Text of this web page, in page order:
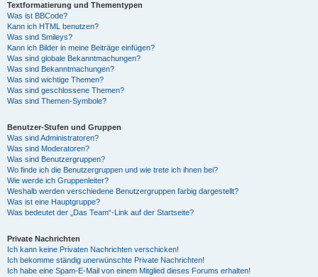
Textformatierung und Thementypen
Was ist BBCode?
Kann ich HTML benutzen?
Was sind Smileys?
Kann ich Bilder in meine Beiträge einfügen?
Was sind globale Bekanntmachungen?
Was sind Bekanntmachungen?
Was sind wichtige Themen?
Was sind geschlossene Themen?
Was sind Themen-Symbole?
Benutzer-Stufen und Gruppen
Was sind Administratoren?
Was sind Moderatoren?
Was sind Benutzergruppen?
Wo finde ich die Benutzergruppen und wie trete ich ihnen bei?
Wie werde ich Gruppenleiter?
Weshalb werden verschiedene Benutzergruppen farbig dargestellt?
Was ist eine Hauptgruppe?
Was bedeutet der „Das Team“-Link auf der Startseite?
Private Nachrichten
Ich kann keine Privaten Nachrichten verschicken!
Ich bekomme ständig unerwünschte Private Nachrichten!
Ich habe eine Spam-E-Mail von einem Mitglied dieses Forums erhalten!